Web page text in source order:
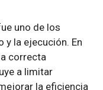
uno de los
y la ejecución. En
correcta
a limitar
la eficiencia